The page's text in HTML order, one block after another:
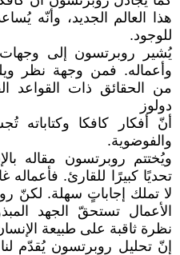
هذا العالم الجديد، وأنّه
للوجود.
يُشير روبرتسون إلى
وأعماله. فمن وجهة نظر
من الحقائق ذات القواعد
دولوز
أنّ أفكار كافكا وكتاباته
والفوضوية.
ويُختتم روبرتسون مقاله
تحديًا كبيرًا للقارئ.
لا تملك إجاباتٍ سهلة. لكنّ
الأعمال تستحقّ الجهد
نظرة ثاقبة على طبيعة
إنّ تحليل روبرتسون يُقدّم